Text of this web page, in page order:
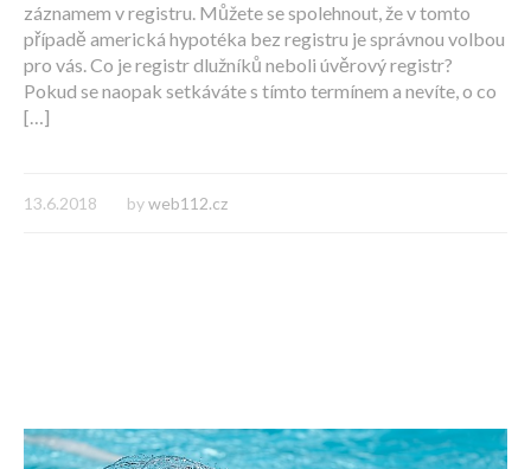
záznamem v registru. Můžete se spolehnout, že v tomto
případě americká hypotéka bez registru je správnou volbou
pro vás. Co je registr dlužníků neboli úvěrový registr?
Pokud se naopak setkáváte s tímto termínem a nevíte, o co
[…]
13.6.2018 byweb112.cz